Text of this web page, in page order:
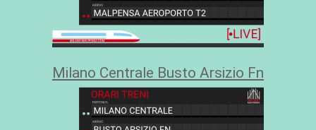
Milano Centrale Busto Arsizio Fn